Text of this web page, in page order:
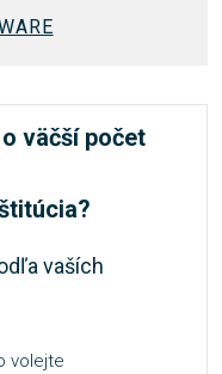
väčší počet
vaších
volejte